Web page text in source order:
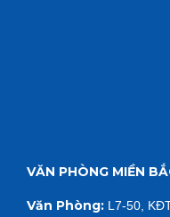
VĂN PHÒNG MIỀN
Văn Phòng: L7-50,